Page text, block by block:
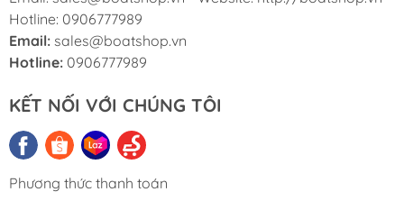
Hotline: 0906777989
Email: sales@boatshop.vn
Hotline: 0906777989
KẾT NỐI VỚI CHÚNG TÔI
Phương thức thanh toán